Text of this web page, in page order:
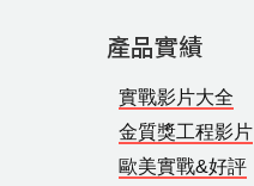
產品實績
實戰影片大全
金質獎工程影片
歐美實戰&好評